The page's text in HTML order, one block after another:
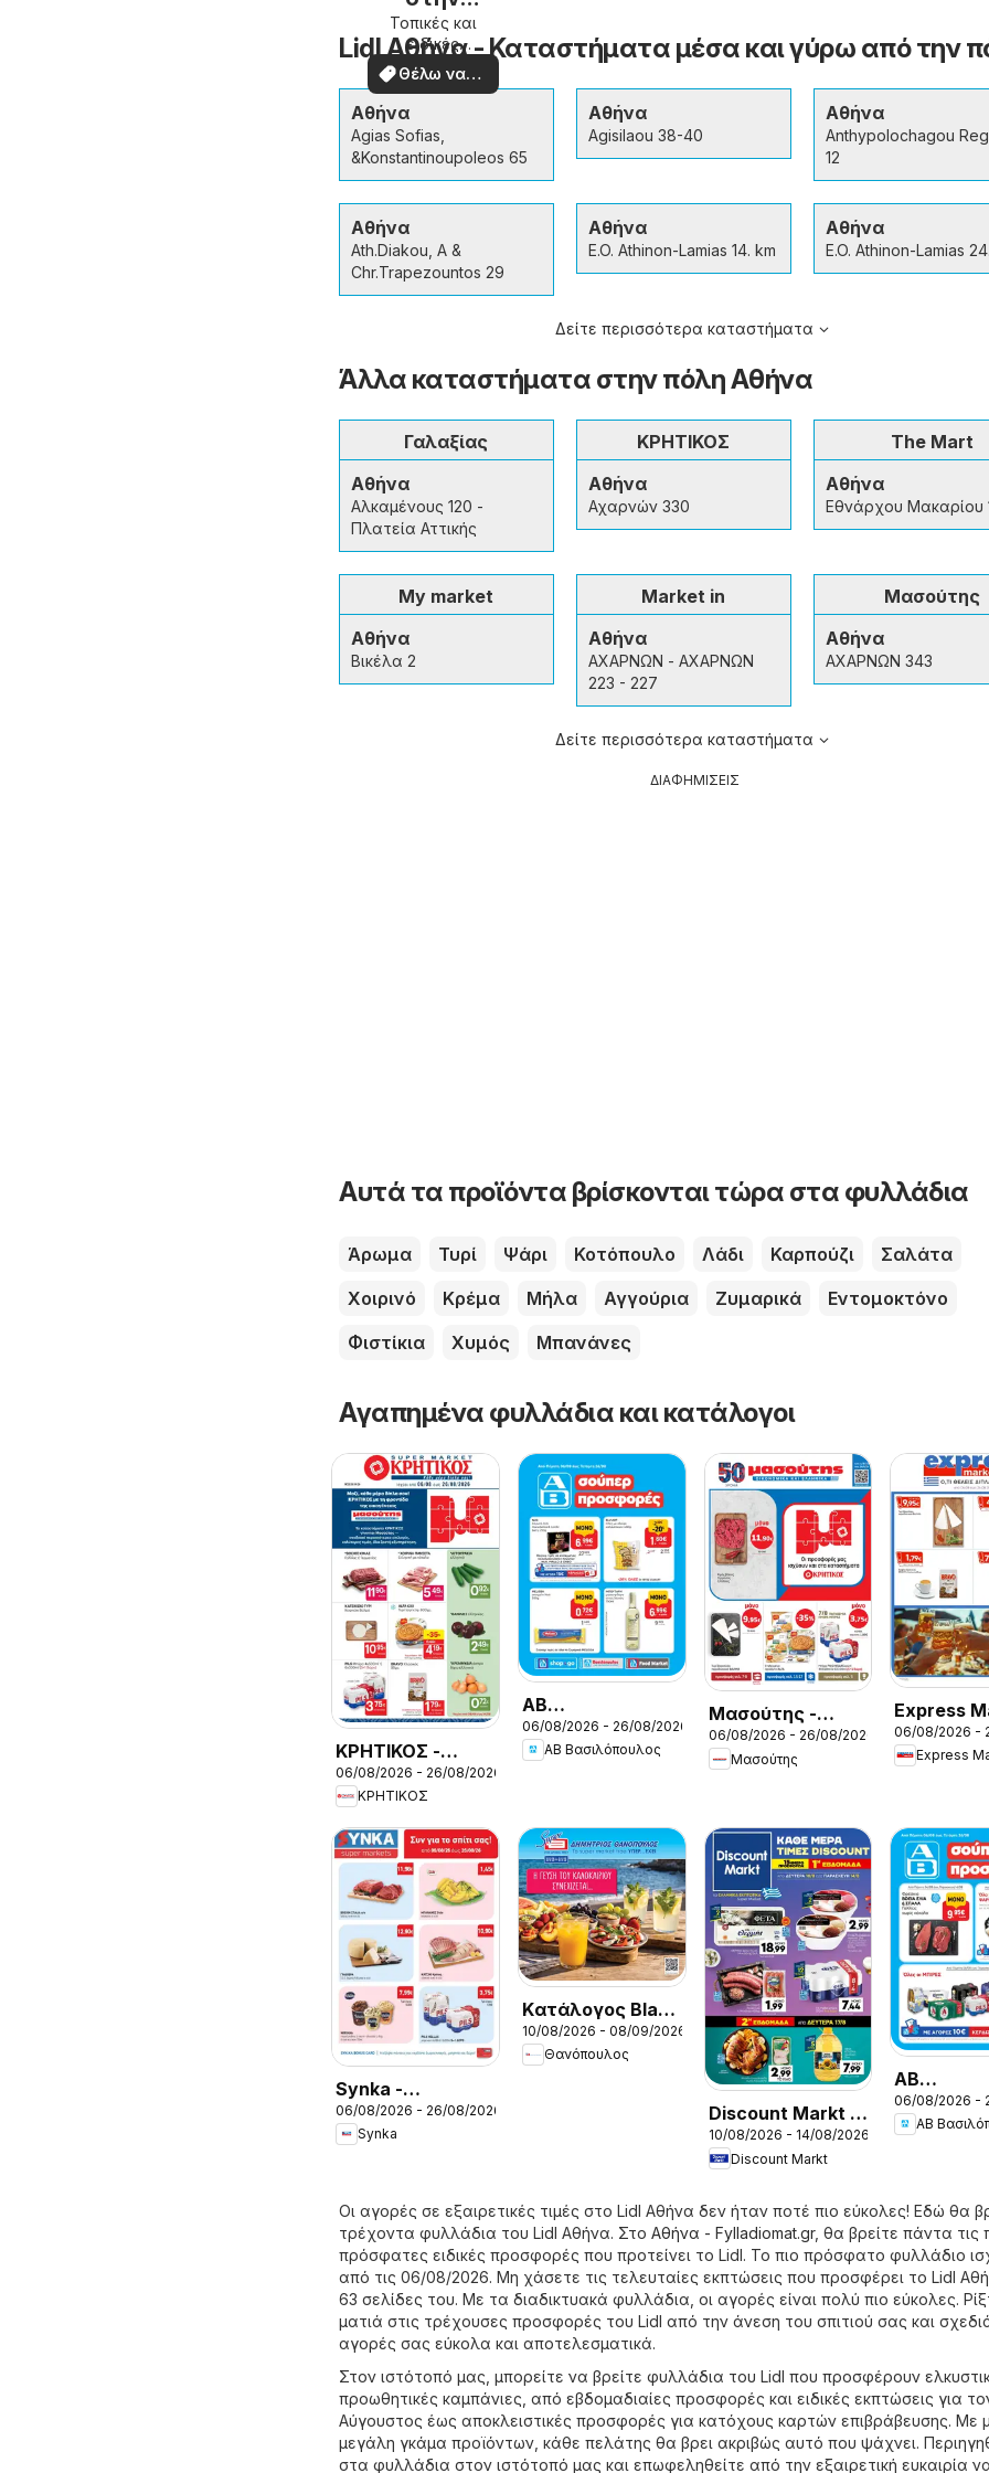
περιοχή
σας
Τοπικές και
ειδικές
προσφορές
Θέλω να
δω
Lidl Αθήνα - Καταστήματα μέσα και γύρω από την
Αθήνα
Agias Sofias,
&Konstantinoupoleos 65
Αθήνα
Agisilaou 38-40
Αθήνα
Anthypolochagou
12
Αθήνα
Ath.Diakou, A &
Chr.Trapezountos 29
Αθήνα
E.O. Athinon-Lamias 14. km
Αθήνα
E.O. Athinon-Lamias
Δείτε περισσότερα καταστήματα
Άλλα καταστήματα στην πόλη Αθήνα
Γαλαξίας
Αθήνα
Αλκαμένους 120 -
Πλατεία Αττικής
ΚΡΗΤΙΚΟΣ
Αθήνα
Αχαρνών 330
The Mart
Αθήνα
Εθνάρχου Μακαρίου
My market
Αθήνα
Βικέλα 2
Market in
Αθήνα
ΑΧΑΡΝΩΝ - ΑΧΑΡΝΩΝ
223 - 227
Μασούτης
Αθήνα
ΑΧΑΡΝΩΝ 343
Δείτε περισσότερα καταστήματα
ΔΙΑΦΗΜΙΣΕΙΣ
Αυτά τα προϊόντα βρίσκονται τώρα στα φυλλάδια
Άρωμα Τυρί Ψάρι Κοτόπουλο Λάδι Καρπούζι
Σαλάτα
Χοιρινό
Κρέμα Μήλα Αγγούρια Ζυμαρικά
Εντομοκτόνο
Φιστίκια
Χυμός Μπανάνες
Αγαπημένα φυλλάδια και κατάλογοι
ΚΡΗΤΙΚΟΣ -
Προσφορές
06/08/2026 - 26/08/2026
ΚΡΗΤΙΚΟΣ
ΑΒ
Βασιλόπουλος -
Προσφορές vol.1
06/08/2026 - 26/08/2026
ΑΒ Βασιλόπουλος
Μασούτης -
Προσφορές
06/08/2026 - 26/08/2026
Μασούτης
Express
06/08/2026 -
Express
Synka -
Προσφορές
06/08/2026 - 26/08/2026
Synka
Kατάλογος Black
Friday
10/08/2026 - 08/09/2026
Θανόπουλος
Discount Markt -
Φυλλάδιο
10/08/2026 - 14/08/2026
Discount Markt
ΑΒ
06/08/2026 -
ΑΒ
Οι αγορές σε εξαιρετικές τιμές στο Lidl Αθήνα δεν ήταν ποτέ πιο εύκολες! Εδώ θα
τρέχοντα φυλλάδια του Lidl Αθήνα. Στο Αθήνα - Fylladiomat.gr, θα βρείτε πάντα τις
πρόσφατες ειδικές προσφορές που προτείνει το Lidl. Το πιο πρόσφατο φυλλάδιο
από τις 06/08/2026. Μη χάσετε τις τελευταίες εκπτώσεις που προσφέρει το Lidl
63 σελίδες του. Με τα διαδικτυακά φυλλάδια, οι αγορές είναι πολύ πιο εύκολες.
ματιά στις τρέχουσες προσφορές του Lidl από την άνεση του σπιτιού σας και
αγορές σας εύκολα και αποτελεσματικά.
Στον ιστότοπό μας, μπορείτε να βρείτε φυλλάδια του Lidl που προσφέρουν
προωθητικές καμπάνιες, από εβδομαδιαίες προσφορές και ειδικές εκπτώσεις για
Αύγουστος έως αποκλειστικές προσφορές για κατόχους καρτών επιβράβευσης. Με
μεγάλη γκάμα προϊόντων, κάθε πελάτης θα βρει ακριβώς αυτό που ψάχνει.
στα φυλλάδια στον ιστότοπό μας και επωφεληθείτε από την εξαιρετική ευκαιρία